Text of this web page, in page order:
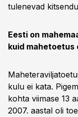
tulenevad
Eesti on
kuid mahetoetus
kulu ei kata.
kohta viimase 13
2007. aastal oli